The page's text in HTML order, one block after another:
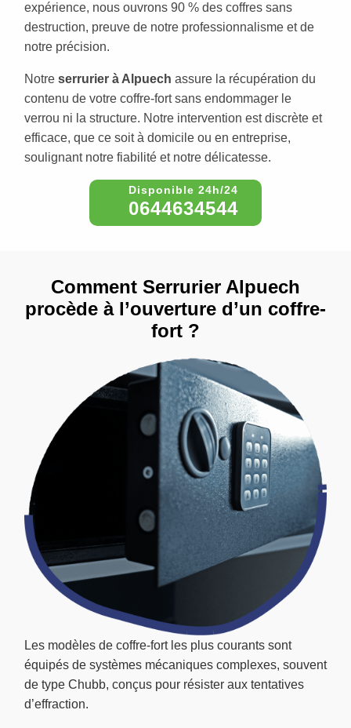
expérience, nous ouvrons 90 % des coffres sans
destruction, preuve de notre professionnalisme et de
notre précision.
Notre serrurier à Alpuech assure la récupération du
contenu de votre coffre-fort sans endommager le
verrou ni la structure. Notre intervention est discrète et
efficace, que ce soit à domicile ou en entreprise,
soulignant notre fiabilité et notre délicatesse.
0644634544
Les modèles de coffre-fort les plus courants sont
équipés de systèmes mécaniques complexes, souvent
de type Chubb, conçus pour résister aux tentatives
d’effraction.
Comment Serrurier Alpuech
procède à l’ouverture d’un coffre-
fort ?